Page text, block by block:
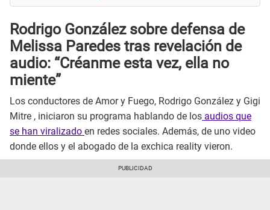
Rodrigo González sobre defensa de
Melissa Paredes tras revelación de
audio: “Créanme esta vez, ella no
miente”
Los conductores de Amor y Fuego, Rodrigo González y Gigi
Mitre , iniciaron su programa hablando de los audios que
se han viralizado en redes sociales. Además, de uno video
donde ellos y el abogado de la exchica reality vieron.